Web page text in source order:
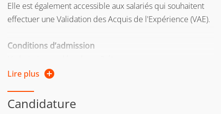
Elle est également accessible aux salariés qui souhaitent
effectuer une Validation des Acquis de l'Expérience (VAE).
Conditions d’admission
examen de votre dossier académique
oral d’admission pour présentation du projet
Lire plus
Candidature